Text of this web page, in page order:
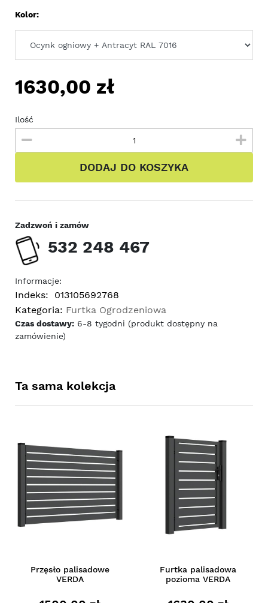
Kolor:
1630,00 zł
Ilość
DODAJ DO KOSZYKA
Zadzwoń i zamów
532 248 467
Informacje:
Indeks:
013105692768
Kategoria: Furtka Ogrodzeniowa
Czas dostawy: 6-8 tygodni (produkt dostępny na
zamówienie)
Ta sama kolekcja
Przęsło palisadowe
VERDA
Furtka palisadowa
pozioma VERDA